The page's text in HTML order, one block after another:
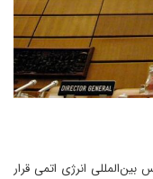
انرژی اتمی قرار